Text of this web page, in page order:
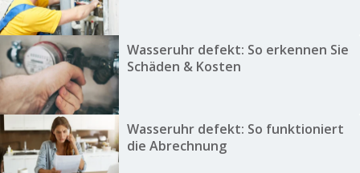
Wasseruhr defekt: So erkennen Sie
Schäden & Kosten
Wasseruhr defekt: So funktioniert
die Abrechnung